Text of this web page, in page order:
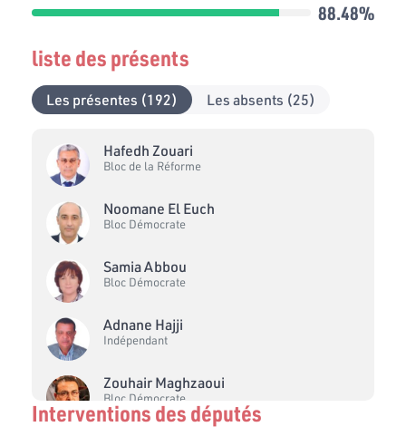
Interventions des députés
88.48%
liste des présents
Les présentes (192) Les absents (25)
Hafedh Zouari
Bloc de la Réforme
Noomane El Euch
Bloc Démocrate
Samia Abbou
Bloc Démocrate
Adnane Hajji
Indépendant
Zouhair Maghzaoui
Bloc Démocrate